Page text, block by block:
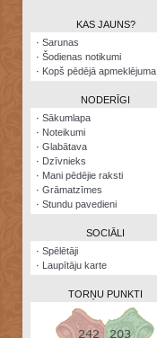
Šodienas
notikumi
Visatcera
almanahs
Arhīvs
KAS JAUNS?
· Sarunas
· Šodienas notikumi
· Kopš pēdējā apmeklējuma
NODERĪGI
· Sākumlapa
· Noteikumi
· Glabātava
· Dzīvnieks
· Mani pēdējie raksti
· Grāmatzīmes
· Stundu pavedieni
SOCIĀLI
· Spēlētāji
· Laupītāju karte
TORŅU PUNKTI